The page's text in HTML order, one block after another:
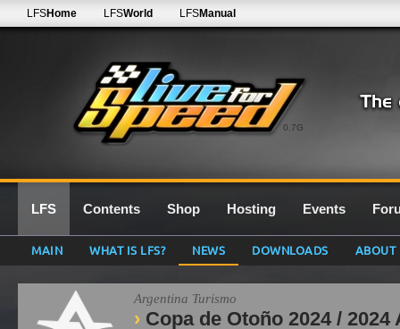
0.7G
LFSHome LFSWorld LFSManual
LFS Contents Shop Hosting Events
MAIN WHAT IS LFS? NEWS DOWNLOADS ABOUT
Argentina Turismo
Copa de Otoño 2024 /